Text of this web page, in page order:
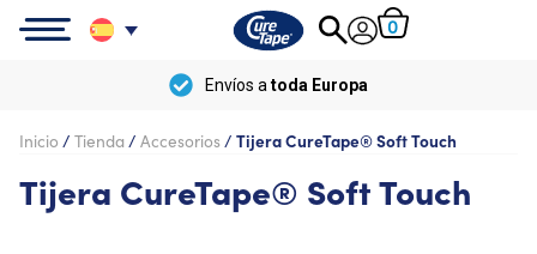
0
Envíos a toda Europa
Inicio / Tienda / Accesorios / Tijera CureTape® Soft Touch
Tijera CureTape® Soft Touch